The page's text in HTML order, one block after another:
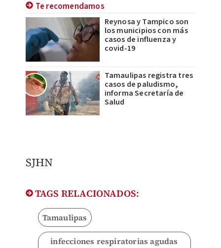
Te recomendamos
Reynosa y Tampico son
los municipios con más
casos de influenza y
covid-19
Tamaulipas registra tres
casos de paludismo,
informa Secretaría de
Salud
SJHN
TAGS RELACIONADOS:
Tamaulipas
infecciones respiratorias agudas